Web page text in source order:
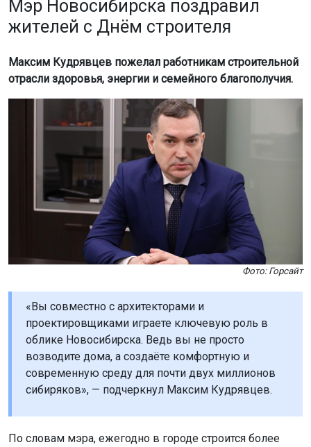
Мэр Новосибирска поздравил
жителей с Днём строителя
Максим Кудрявцев пожелал работникам строительной
отрасли здоровья, энергии и семейного благополучия.
Фото: Горсайт
«Вы совместно с архитекторами и
проектировщиками играете ключевую роль в
облике Новосибирска. Ведь вы не просто
возводите дома, а создаёте комфортную и
современную среду для почти двух миллионов
сибиряков», — подчеркнул Максим Кудрявцев.
По словам мэра, ежегодно в городе строится более